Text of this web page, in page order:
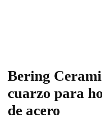
Bering
cuarzo para
de acero